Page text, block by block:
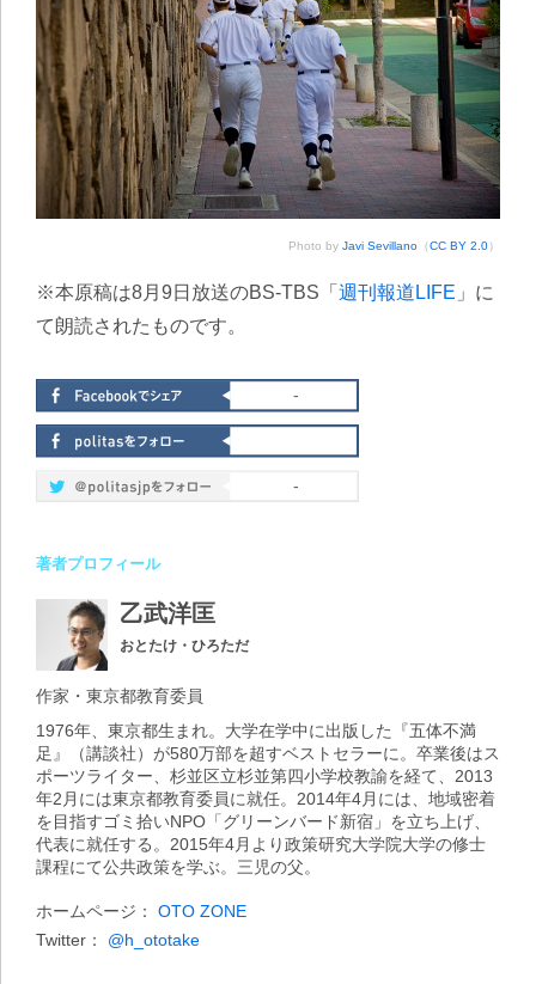
Photo by Javi Sevillano （CC BY 2.0）
※本原稿は8月9日放送のBS-TBS「 週刊報道LIFE 」に
て朗読されたものです。
-
-
著者プロフィール
乙武洋匡
おとたけ・ひろただ
作家・東京都教育委員
1976年、東京都生まれ。大学在学中に出版した『五体不満
足』（講談社）が580万部を超すベストセラーに。卒業後はス
ポーツライター、杉並区立杉並第四小学校教諭を経て、2013
年2月には東京都教育委員に就任。2014年4月には、地域密着
を目指すゴミ拾いNPO「グリーンバード新宿」を立ち上げ、
代表に就任する。2015年4月より政策研究大学院大学の修士
課程にて公共政策を学ぶ。三児の父。
ホームページ：
OTO ZONE
Twitter：
@h_ototake